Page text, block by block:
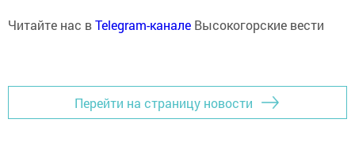
Читайте нас вTelegram-канале Высокогорские вести
Перейти на страницу новости